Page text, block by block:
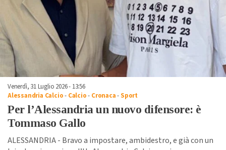
Venerdì, 31 Luglio 2026 - 13:56
Alessandria Calcio- Calcio- Cronaca-Sport
Per l’Alessandria un nuovo difensore: è
Tommaso Gallo
ALESSANDRIA - Bravo a impostare, ambidestro, e già con un